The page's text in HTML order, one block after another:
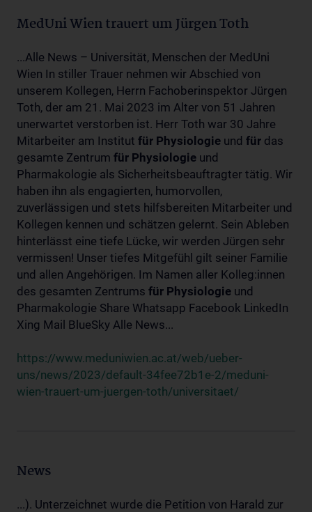
MedUni Wien trauert um Jürgen Toth
...Alle News – Universität, Menschen der MedUni
Wien In stiller Trauer nehmen wir Abschied von
unserem Kollegen, Herrn Fachoberinspektor Jürgen
Toth, der am 21. Mai 2023 im Alter von 51 Jahren
unerwartet verstorben ist. Herr Toth war 30 Jahre
Mitarbeiter am Institut für Physiologie und für das
gesamte Zentrum für Physiologie und
Pharmakologie als Sicherheitsbeauftragter tätig. Wir
haben ihn als engagierten, humorvollen,
zuverlässigen und stets hilfsbereiten Mitarbeiter und
Kollegen kennen und schätzen gelernt. Sein Ableben
hinterlässt eine tiefe Lücke, wir werden Jürgen sehr
vermissen! Unser tiefes Mitgefühl gilt seiner Familie
und allen Angehörigen. Im Namen aller Kolleg:innen
des gesamten Zentrums für Physiologie und
Pharmakologie Share Whatsapp Facebook LinkedIn
Xing Mail BlueSky Alle News...
https://www.meduniwien.ac.at/web/ueber-
uns/news/2023/default-34fee72b1e-2/meduni-
wien-trauert-um-juergen-toth/universitaet/
News
...). Unterzeichnet wurde die Petition von Harald zur